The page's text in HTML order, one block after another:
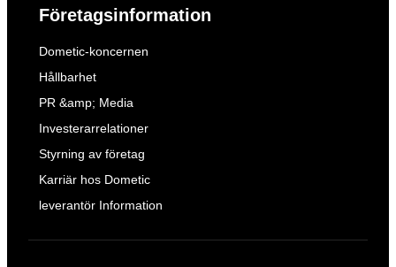
Företagsinformation
Dometic-koncernen
Hållbarhet
PR &amp; Media
Investerarrelationer
Styrning av företag
Karriär hos Dometic
leverantör Information